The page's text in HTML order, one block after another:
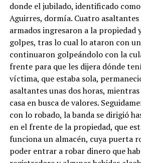
donde el jubilado, identificado
Aguirres, dormía. Cuatro asaltantes
armados ingresaron a la propiedad
golpes, tras lo cual lo ataron con
continuaron golpeándolo con la
frente para que les dijera dónde
víctima, que estaba sola,
asaltantes unas dos horas,
casa en busca de valores.
con lo robado, la banda se dirigió
en el frente de la propiedad, que
funciona un almacén, cuya puerta
poder entrar a robar dinero que